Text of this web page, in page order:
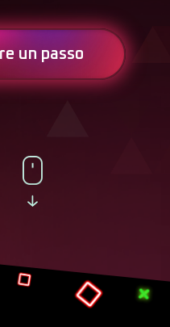
un passo